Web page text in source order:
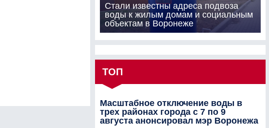
Стали известны адреса подвоза
воды к жилым домам и социальным
объектам в Воронеже
ТОП
Масштабное отключение воды в
трех районах города с 7 по 9
августа анонсировал мэр Воронежа